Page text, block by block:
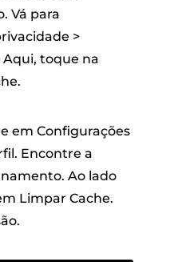
Vá para
>
toque na
em Configurações
Encontre a
Ao lado
Limpar Cache.